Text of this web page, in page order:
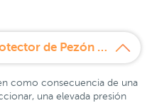
¿Qué es Dr Browns Protector de Pezón 2 unidades?
como consecuencia de una
una elevada presión